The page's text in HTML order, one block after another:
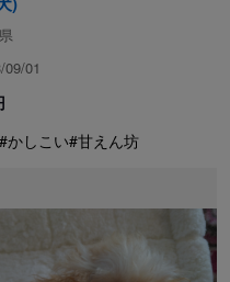
01
#かしこい#甘えん坊